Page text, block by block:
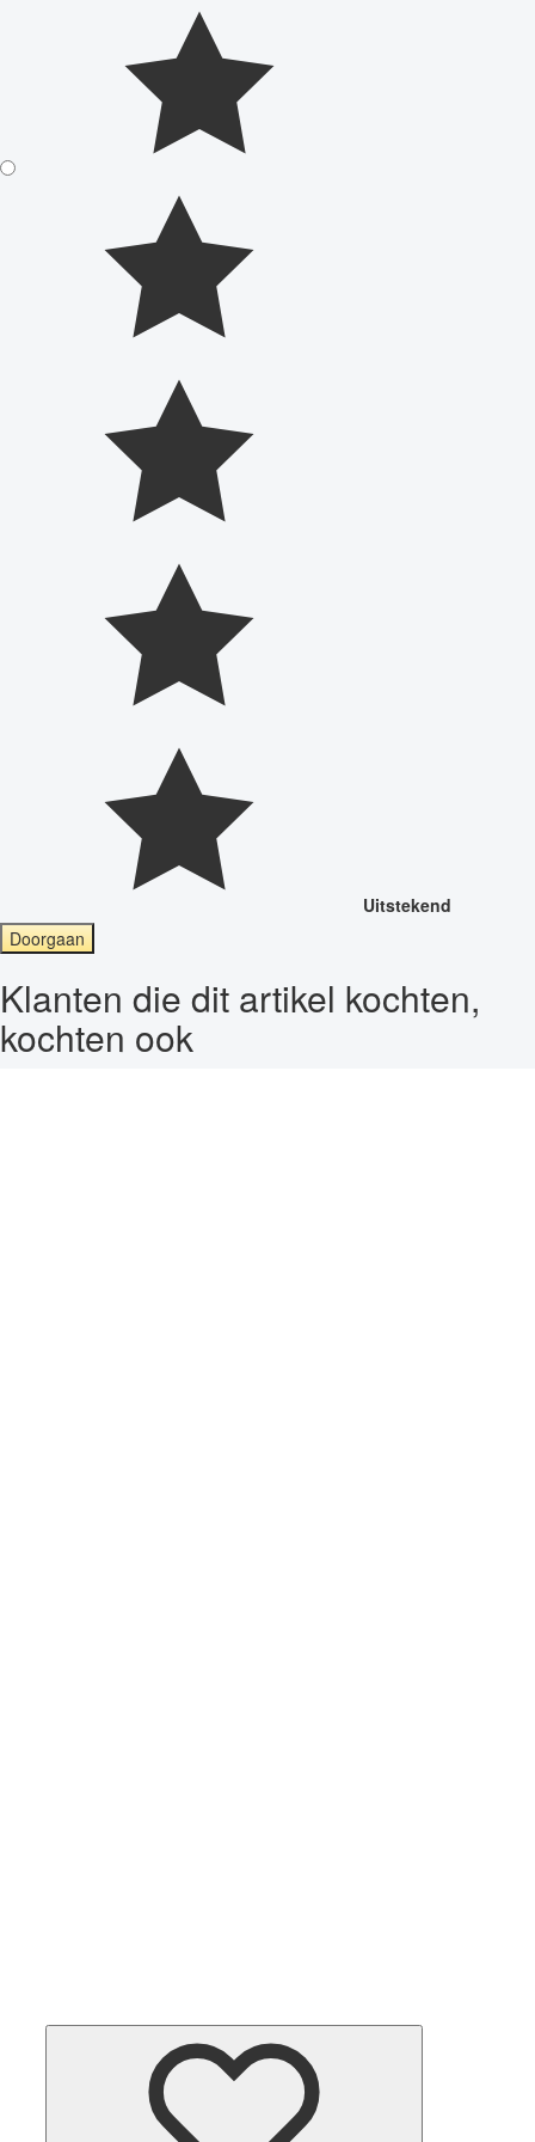
Uitstekend
Doorgaan
Klanten die dit artikel kochten,
kochten ook